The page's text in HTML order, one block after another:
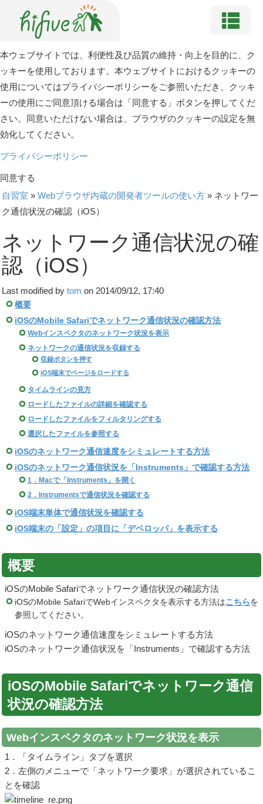
本ウェブサイトでは、利便性及び品質の維持・向上を目的に、ク
ッキーを使用しております。本ウェブサイトにおけるクッキーの
使用についてはプライバシーポリシーをご参照いただき、クッキ
ーの使用にご同意頂ける場合は「同意する」ボタンを押してくだ
さい。同意いただけない場合は、ブラウザのクッキーの設定を無
効化してください。
プライバシーポリシー
同意する
自習室 » Webブラウザ内蔵の開発者ツールの使い方 » ネットワー
ク通信状況の確認（iOS）
ネットワーク通信状況の確
認（iOS）
Last modified by tom on 2014/09/12, 17:40
概要
iOSのMobile Safariでネットワーク通信状況の確認方法
Webインスペクタのネットワーク状況を表示
ネットワークの通信状況を収録する
収録ボタンを押す
iOS端末でページをロードする
タイムラインの見方
ロードしたファイルの詳細を確認する
ロードしたファイルをフィルタリングする
選択したファイルを参照する
iOSのネットワーク通信速度をシミュレートする方法
iOSのネットワーク通信状況を「Instruments」で確認する方法
1．Macで「Instruments」を開く
2．Instrumentsで通信状況を確認する
iOS端末単体で通信状況を確認する
iOS端末の「設定」の項目に「デベロッパ」を表示する
概要
iOSのMobile Safariでネットワーク通信状況の確認方法
iOSのMobile SafariでWebインスペクタを表示する方法はこちらを
参照してください。
iOSのネットワーク通信速度をシミュレートする方法
iOSのネットワーク通信状況を「Instruments」で確認する方法
iOSのMobile Safariでネットワーク通信
状況の確認方法
Webインスペクタのネットワーク状況を表示
1．「タイムライン」タブを選択
2．左側のメニューで「ネットワーク要求」が選択されているこ
とを確認